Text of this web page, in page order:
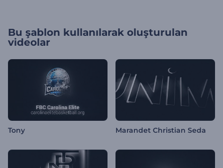
Bu şablon kullanılarak oluşturulan
videolar
Tony Marandet Christian Seda